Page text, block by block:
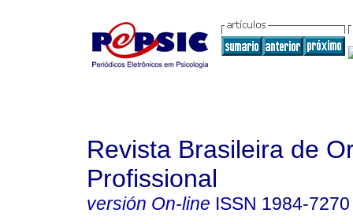
Revista Brasileira de
Profissional
versión On-line ISSN 1984-7270